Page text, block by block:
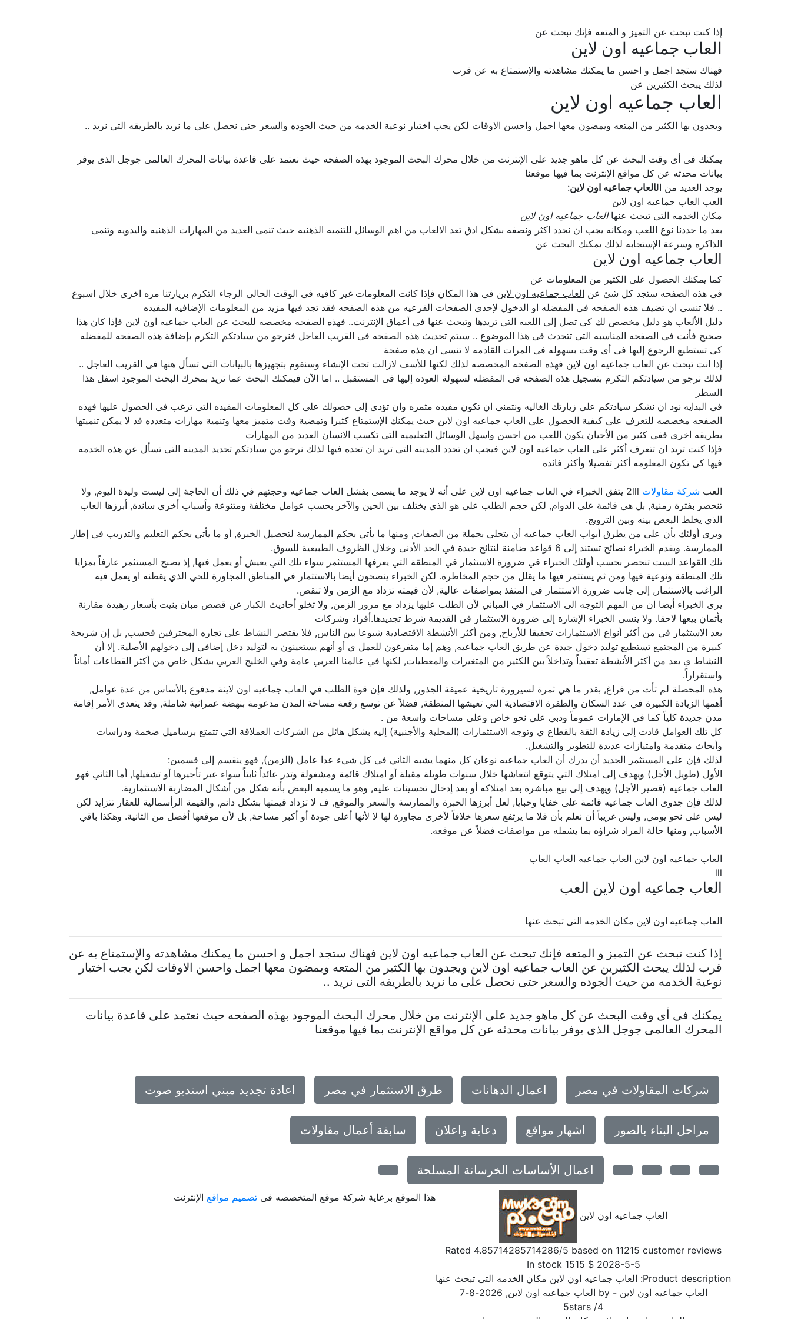
إذا كنت تبحث عن التميز و المتعه فإنك تبحث عن
العاب جماعيه اون لاين
فهناك ستجد اجمل و احسن ما يمكنك مشاهدته والإستمتاع به عن قرب
لذلك يبحث الكثيرين عن
العاب جماعيه اون لاين
ويجدون بها الكثير من المتعه ويمضون معها اجمل واحسن الاوقات لكن يجب اختيار نوعية الخدمه من حيث الجوده والسعر حتى نحصل على ما نريد بالطريقه التى نريد ..
يمكنك فى أى وقت البحث عن كل ماهو جديد على الإنترنت من خلال محرك البحث الموجود بهذه الصفحه حيث نعتمد على قاعدة بيانات المحرك العالمى جوجل الذى يوفر
بيانات محدثه عن كل مواقع الإنترنت بما فيها موقعنا
يوجد العديد من الالعاب جماعيه اون لاين:
العب العاب جماعيه اون لاين
مكان الخدمه التى تبحث عنهاالعاب جماعيه اون لاين
بعد ما حددنا نوع اللعب ومكانه يجب ان نحدد اكثر ونصفه بشكل ادق تعد الالعاب من اهم الوسائل للتنميه الذهنيه حيث تنمى العديد من المهارات الذهنيه واليدويه وتنمى
الذاكره وسرعة الإستجابه لذلك يمكنك البحث عن
العاب جماعيه اون لاين
كما يمكنك الحصول على الكثير من المعلومات عن
فى هذه الصفحه ستجد كل شئ عن العاب جماعيه اون لاين فى هذا المكان فإذا كانت المعلومات غير كافيه فى الوقت الحالى الرجاء التكرم بزيارتنا مره اخرى خلال اسبوع
.. فلا تنسى ان تضيف هذه الصفحه فى المفضله او الدخول لإحدى الصفحات الفرعيه من هذه الصفحه فقد تجد فيها مزيد من المعلومات الإضافيه المفيده
دليل الألعاب هو دليل مخصص لك كى تصل إلى اللعبه التى تريدها وتبحث عنها فى أعماق الإنترنت.. فهذه الصفحه مخصصه للبحث عن العاب جماعيه اون لاين فإذا كان هذا
صحيح فأنت فى الصفحه المناسبه التى تتحدث فى هذا الموضوع .. سيتم تحديث هذه الصفحه فى القريب العاجل فنرجو من سيادتكم التكرم بإضافة هذه الصفحه للمفضله
كى تستطيع الرجوع إليها فى أى وقت بسهوله فى المرات القادمه لا تنسى ان هذه صفحة
إذا انت تبحث عن العاب جماعيه اون لاين فهذه الصفحه المخصصه لذلك لكنها للأسف لازالت تحت الإنشاء وسنقوم بتجهيزها بالبيانات التى تسأل هنها فى القريب العاجل ..
لذلك نرجو من سيادتكم التكرم بتسجيل هذه الصفحه فى المفضله لسهولة العوده إليها فى المستقبل .. اما الآن فيمكنك البحث عما تريد بمحرك البحث الموجود اسفل هذا
السطر
فى البدايه نود ان نشكر سيادتكم على زيارتك الغاليه ونتمنى ان تكون مفيده مثمره وان تؤدى إلى حصولك على كل المعلومات المفيده التى ترغب فى الحصول عليها فهذه
الصفحه مخصصه للتعرف على كيفية الحصول على العاب جماعيه اون لاين حيث يمكنك الإستمتاع كثيرا وتمضية وقت متميز معها وتنمية مهارات متعدده قد لا يمكن تنميتها
بطريقه اخرى ففى كثير من الأحيان يكون اللعب من احسن واسهل الوسائل التعليميه التى تكسب الانسان العديد من المهارات
فإذا كنت تريد ان تتعرف أكثر على العاب جماعيه اون لاين فيجب ان تحدد المدينه التى تريد ان تجده فيها لذلك نرجو من سيادتكم تحديد المدينه التى تسأل عن هذه الخدمه
فيها كى تكون المعلومه أكثر تفصيلا وأكثر فائده
العب شركة مقاولات
2lll يتفق الخبراء في العاب جماعيه اون لاين على أنه لا يوجد ما يسمى بفشل العاب جماعيه وحجتهم في ذلك أن الحاجة إلى ليست وليدة اليوم, ولا
تنحصر بفترة زمنية, بل هي قائمة على الدوام, لكن حجم الطلب على هو الذي يختلف بين الحين والآخر بحسب عوامل مختلفة ومتنوعة وأسباب أخرى ساندة, أبرزها العاب
الذي يخلط البعض بينه وبين الترويج.
ويرى أولئك بأن على من يطرق أبواب العاب جماعيه أن يتحلى بجملة من الصفات, ومنها ما يأتي بحكم الممارسة لتحصيل الخبرة, أو ما يأتي بحكم التعليم والتدريب في إطار
الممارسة. ويقدم الخبراء نصائح تستند إلى 6 قواعد ضامنة لنتائج جيدة في الحد الأدنى وخلال الظروف الطبيعية للسوق.
تلك القواعد الست تنحصر بحسب أولئك الخبراء في ضرورة الاستثمار في المنطقة التي يعرفها المستثمر سواء تلك التي يعيش أو يعمل فيها, إذ يصبح المستثمر عارفاً بمزايا
تلك المنطقة ونوعية فيها ومن ثم يستثمر فيها ما يقلل من حجم المخاطرة. لكن الخبراء ينصحون أيضا بالاستثمار في المناطق المجاورة للحي الذي يقطنه او يعمل فيه
الراغب بالاستثمار, إلى جانب ضرورة الاستثمار في المنفذ بمواصفات عالية, لأن قيمته تزداد مع الزمن ولا تنقص.
يرى الخبراء أيضا ان من المهم التوجه الى الاستثمار في المباني لأن الطلب عليها يزداد مع مرور الزمن, ولا تخلو أحاديث الكبار عن قصص مبان بنيت بأسعار زهيدة مقارنة
بأثمان بيعها لاحقا. ولا ينسى الخبراء الإشارة إلى ضرورة الاستثمار في القديمة شرط تجديدها.أفراد وشركات
يعد الاستثمار في من أكثر أنواع الاستثمارات تحقيقا للأرباح, ومن أكثر الأنشطة الاقتصادية شيوعا بين الناس, فلا يقتصر النشاط على تجاره المحترفين فحسب, بل إن شريحة
كبيرة من المجتمع تستطيع توليد دخول جيدة عن طريق العاب جماعيه, وهم إما متفرغون للعمل ي أو أنهم يستعينون به لتوليد دخل إضافي إلى دخولهم الأصلية. إلا أن
النشاط ي يعد من أكثر الأنشطة تعقيداً وتداخلاً بين الكثير من المتغيرات والمعطيات, لكنها في عالمنا العربي عامة وفي الخليج العربي بشكل خاص من أكثر القطاعات أماناً
واستقراراً.
هذه المحصلة لم تأت من فراغ, بقدر ما هي ثمرة لسيرورة تاريخية عميقة الجذور, ولذلك فإن قوة الطلب في العاب جماعيه اون لاينة مدفوع بالأساس من عدة عوامل,
أهمها الزيادة الكبيرة في عدد السكان والطفرة الاقتصادية التي تعيشها المنطقة, فضلاً عن توسع رقعة مساحة المدن مدعومة بنهضة عمرانية شاملة, وقد يتعدى الأمر إقامة
مدن جديدة كلياً كما في الإمارات عموماً ودبي على نحو خاص وعلى مساحات واسعة من .
كل تلك العوامل قادت إلى زيادة الثقة بالقطاع ي وتوجه الاستثمارات (المحلية والأجنبية) إليه بشكل هائل من الشركات العملاقة التي تتمتع برساميل ضخمة ودراسات
وأبحاث متقدمة وامتيازات عديدة للتطوير والتشغيل.
لذلك فإن على المستثمر الجديد أن يدرك أن العاب جماعيه نوعان كل منهما يشبه الثاني في كل شيء عدا عامل (الزمن), فهو ينقسم إلى قسمين:
الأول (طويل الأجل) ويهدف إلى امتلاك التي يتوقع انتعاشها خلال سنوات طويلة مقبلة أو امتلاك قائمة ومشغولة وتدر عائداً ثابتاً سواء عبر تأجيرها أو تشغيلها, أما الثاني فهو
العاب جماعيه (قصير الأجل) ويهدف إلى بيع مباشرة بعد امتلاكه أو بعد إدخال تحسينات عليه, وهو ما يسميه البعض بأنه شكل من أشكال المضاربة الاستثمارية.
لذلك فإن جدوى العاب جماعيه قائمة على خفايا وخبايا, لعل أبرزها الخبرة والممارسة والسعر والموقع, ف لا تزداد قيمتها بشكل دائم, والقيمة الرأسمالية للعقار تتزايد لكن
ليس على نحو يومي, وليس غريباً أن نعلم بأن فلا ما يرتفع سعرها خلافاً لأخرى مجاورة لها لا لأنها أعلى جودة أو أكبر مساحة, بل لأن موقعها أفضل من الثانية. وهكذا باقي
الأسباب, ومنها حالة المراد شراؤه بما يشمله من مواصفات فضلاً عن موقعه.
العاب جماعيه اون لاين العاب جماعيه العاب العاب
lll
العاب جماعيه اون لاين العب
العاب جماعيه اون لاين مكان الخدمه التى تبحث عنها
إذا كنت تبحث عن التميز و المتعه فإنك تبحث عن العاب جماعيه اون لاين فهناك ستجد اجمل و احسن ما يمكنك مشاهدته والإستمتاع به عن
قرب لذلك يبحث الكثيرين عن العاب جماعيه اون لاين ويجدون بها الكثير من المتعه ويمضون معها اجمل واحسن الاوقات لكن يجب اختيار
نوعية الخدمه من حيث الجوده والسعر حتى نحصل على ما نريد بالطريقه التى نريد ..
يمكنك فى أى وقت البحث عن كل ماهو جديد على الإنترنت من خلال محرك البحث الموجود بهذه الصفحه حيث نعتمد على قاعدة بيانات
المحرك العالمى جوجل الذى يوفر بيانات محدثه عن كل مواقع الإنترنت بما فيها موقعنا
شركات المقاولات في مصر اعمال الدهانات طرق الاستثمار في مصر اعادة تجديد مبني استديو صوت
مراحل البناء بالصور اشهار مواقع دعاية واعلان سابقة أعمال مقاولات
اعمال الأساسات الخرسانة المسلحة
العاب جماعيه اون لاين
Rated 4.85714285714286/5 based on 11215 customer reviews
2028-5-5
$
1515
In stock
Product description: العاب جماعيه اون لاين مكان الخدمه التى تبحث عنها
العاب جماعيه اون لاين - by العاب جماعيه اون لاين,
2026-8-7
4
/
5stars
هذا الموقع برعاية شركة موقع المتخصصه فى تصميم مواقع الإنترنت